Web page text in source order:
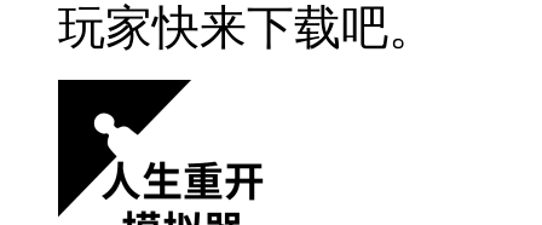
玩家快来下载吧。